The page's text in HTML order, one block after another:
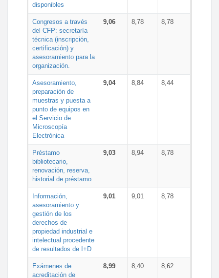
disponibles
Congresos a través
del CFP: secretaría
técnica (inscripción,
certificación) y
asesoramiento para la
organización.
9,06 8,78 8,78
Asesoramiento,
preparación de
muestras y puesta a
punto de equipos en
el Servicio de
Microscopía
Electrónica
9,04 8,84 8,44
Préstamo
bibliotecario,
renovación, reserva,
historial de préstamo
9,03 8,94 8,78
Información,
asesoramiento y
gestión de los
derechos de
propiedad industrial e
intelectual procedente
de resultados de I+D
9,01 9,01 8,78
Exámenes de
acreditación de
8,99 8,40 8,62